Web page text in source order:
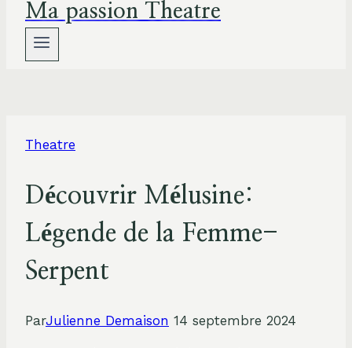
Ma passion Theatre
Theatre
Découvrir Mélusine:
Légende de la Femme-
Serpent
ParJulienne Demaison 14 septembre 2024